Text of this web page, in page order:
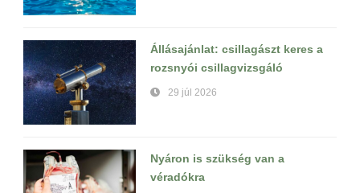
Állásajánlat: csillagászt keres a
rozsnyói csillagvizsgáló
29 júl 2026
Nyáron is szükség van a
véradókra